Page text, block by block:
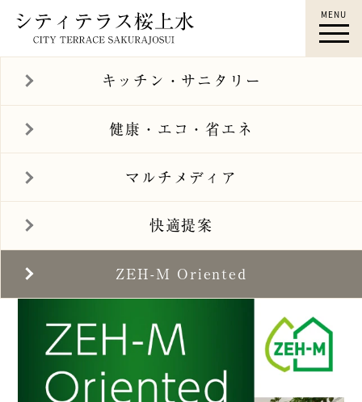
桜上水駅徒歩12分｜シティテ
ラス桜上水｜桜上水 新築マン
ション｜快適提案｜すみふ桜
MENU
キッチン・サニタリー
健康・エコ・省エネ
マルチメディア
快適提案
ZEH-M Oriented